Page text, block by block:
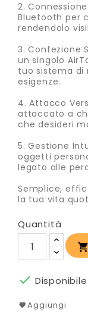
2.
Bluetooth per
rendendolo
3. Confezione
un singolo
tuo sistema di
esigenze.
4. Attacco
attaccato a
che desideri
5. Gestione
oggetti
legato alle
Semplice,
la tua vita
Quantità

 Disponibile
Aggiungi